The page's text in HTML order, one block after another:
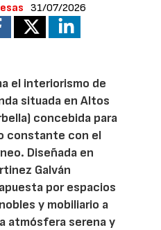
31/07/2026
el interiorismo de
situada en Altos
concebida para
constante con el
Diseñada en
Galván
por espacios
y mobiliario a
atmósfera serena y